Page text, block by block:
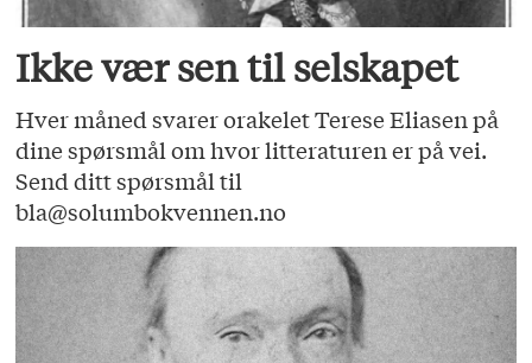
Ikke vær sen til selskapet
Hver måned svarer orakelet Terese Eliasen på
dine spørsmål om hvor litteraturen er på vei.
Send ditt spørsmål til
bla@solumbokvennen.no